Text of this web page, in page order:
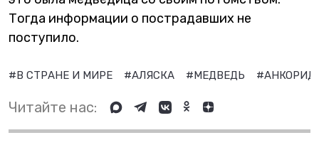
Тогда информации о пострадавших не
поступило.
#В СТРАНЕ И МИРЕ #АЛЯСКА #МЕДВЕДЬ
Читайте нас: